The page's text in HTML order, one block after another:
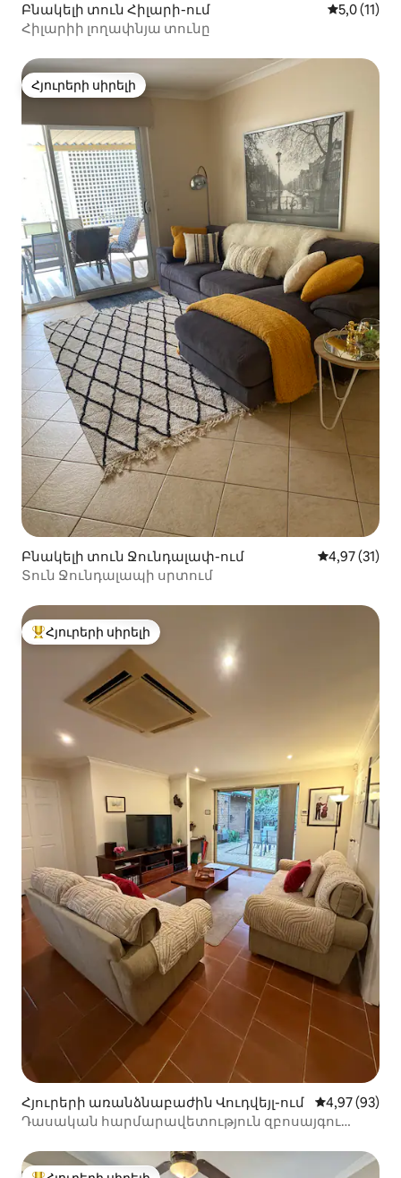
Բնակելի տուն Հիլարի-ում Միջին
5,0 (11)
Հիլարիի լողափնյա տունը
Հյուրերի սիրելի
Հյուրերի սիրելի
Բնակելի տուն Ջունդալափ-ում Միջին
4,97 (31)
Տուն Ջունդալապի սրտում
Հյուրերի սիրելի լավագույն տները
Հյուրերի սիրելի
Հյուրերի առանձնաբաժին Վուդվեյլ-ում Միջին
4,97 (93)
Դասական հարմարավետություն զբոսայգու